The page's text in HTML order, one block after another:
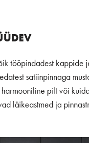
tööpindadest kappide
satiinpinnaga
pilt või
läikeastmed ja